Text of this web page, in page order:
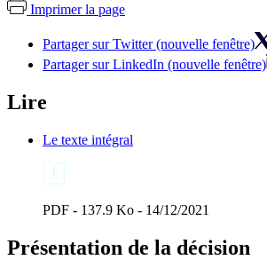
Imprimer la page
Partager sur Twitter (nouvelle fenêtre)
Partager sur LinkedIn (nouvelle fenêtre)
Lire
Le texte intégral
PDF - 137.9 Ko - 14/12/2021
Présentation de la décision